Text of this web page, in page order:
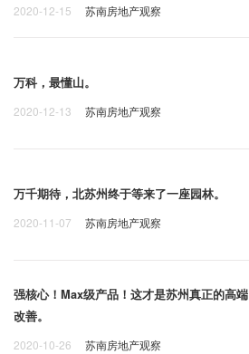
2020-12-15 苏南房地产观察
万科，最懂山。
2020-12-13 苏南房地产观察
万千期待，北苏州终于等来了一座园林。
2020-11-07 苏南房地产观察
强核心！Max级产品！这才是苏州真正的高端
改善。
2020-10-26 苏南房地产观察